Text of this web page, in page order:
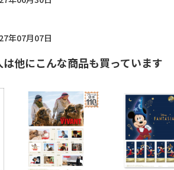
年07月07日
他にこんな商品も買っています